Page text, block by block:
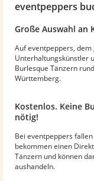
eventpeppers
Große Auswahl an
Auf eventpeppers,
Unterhaltungskünstler
Burlesque Tänzern
Württemberg.
Kostenlos. Keine
nötig!
Bei eventpeppers
bekommen einen
Tänzern und können
aushandeln.